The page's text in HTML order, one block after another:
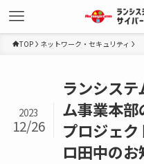
TOP ネットワーク・セキュリティ
ランシス
ム事業本
プロジェ
ロ田中のお
2023
12/26